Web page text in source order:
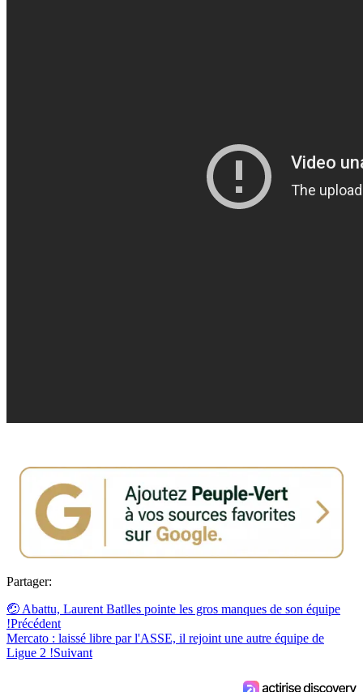
Partager:
🤕 Abattu, Laurent Batlles pointe les gros manques de son équipe
!Précédent
Mercato : laissé libre par l'ASSE, il rejoint une autre équipe de
Ligue 2 !Suivant